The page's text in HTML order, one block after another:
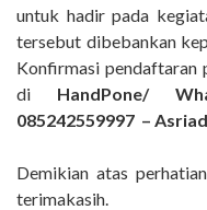
untuk hadir pada
tersebut dibebankan
Konfirmasi pendaftaran
di HandPone/
085242559997 –
Demikian atas
terimakasih.